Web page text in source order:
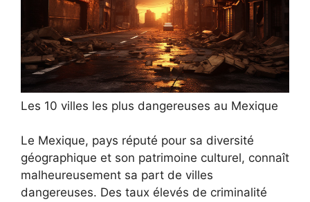
Les 10 villes les plus dangereuses au Mexique
Le Mexique, pays réputé pour sa diversité
géographique et son patrimoine culturel, connaît
malheureusement sa part de villes
dangereuses. Des taux élevés de criminalité